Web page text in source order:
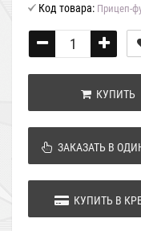
Код товара: Прицеп-
КУПИТЬ
ЗАКАЗАТЬ В
КУПИТЬ В